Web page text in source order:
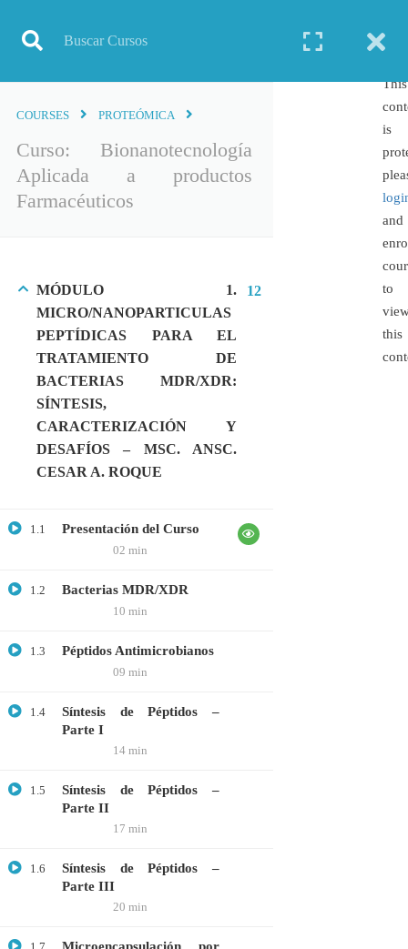
Curso: Bionanotecnología Aplicada a productos Farmacéuticos
COURSES PROTEÓMICA
Curso: Bionanotecnología
Aplicada a productos
Farmacéuticos
MÓDULO 1.
MICRO/NANOPARTICULAS
PEPTÍDICAS PARA EL
TRATAMIENTO DE
BACTERIAS MDR/XDR:
SÍNTESIS,
CARACTERIZACIÓN Y
DESAFÍOS – MSC. ANSC.
CESAR A. ROQUE
12
1.1 Presentación del Curso
02 min
1.2 Bacterias MDR/XDR
10 min
1.3 Péptidos Antimicrobianos
09 min
1.4
Síntesis de Péptidos –
Parte I
14 min
1.5
Síntesis de Péptidos –
Parte II
17 min
1.6
Síntesis de Péptidos –
Parte III
20 min
This
is
and
to
this
TODOS LOS CURSOS
BIOINFORMÁTICA
BIOTECNOLOGÍA
CIENCIAS AMBIENTALES
GENERAL
GENÉTICA
GRATIS
MEDICINA
ÚLTIMOS CURSOS
$20.00$10.00
Webinar: Introducción a la Ingeniería